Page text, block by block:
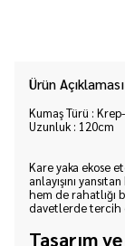
Ürün Açıklaması
Kumaş Türü :
Uzunluk : 120cm
Kare yaka ekose
anlayışını
hem de rahatlığı
davetlerde tercih
Tasarım